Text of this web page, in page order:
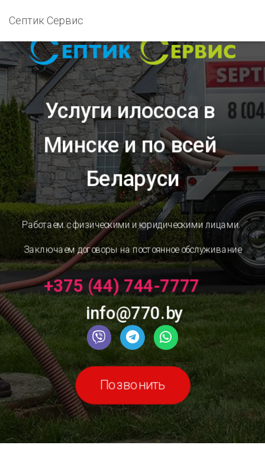
Септик Сервис
Услуги илососа в
Минске и по всей
Беларуси
Работаем с физическими и юридическими лицами.
Заключаем договоры на постоянное обслуживание
+375 (44) 744-7777
info@770.by
Позвонить